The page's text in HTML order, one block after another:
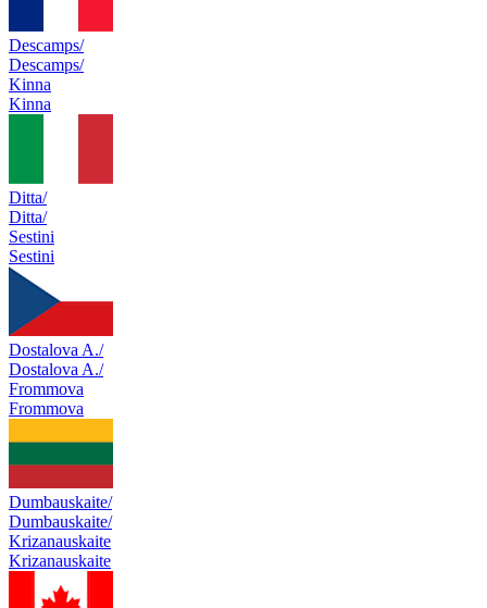
Descamps/
Descamps/
Kinna
Kinna
Ditta/
Ditta/
Sestini
Sestini
Dostalova A./
Dostalova A./
Frommova
Frommova
Dumbauskaite/
Dumbauskaite/
Krizanauskaite
Krizanauskaite